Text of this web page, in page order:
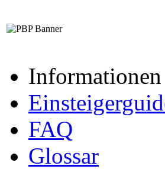
Informationen
FAQ
Glossar